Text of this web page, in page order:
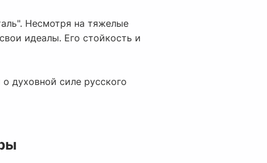
Несмотря на тяжелые
идеалы. Его стойкость и
духовной силе русского